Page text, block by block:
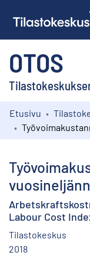
OTOS
Kokoelmat
Etusivu
Labour Cost
Tilastokeskus
2018